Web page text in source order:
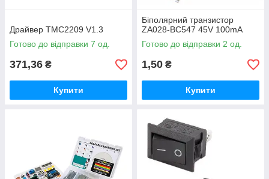
Драйвер TMC2209 V1.3
Готово до відправки 7 од.
371,36 ₴
Купити
Біполярний транзистор
ZA028-BC547 45V 100mA
Готово до відправки 2 од.
1,50 ₴
Купити